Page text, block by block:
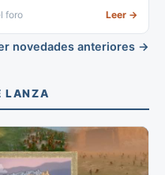
foro Leer →
novedades anteriores →
LANZA